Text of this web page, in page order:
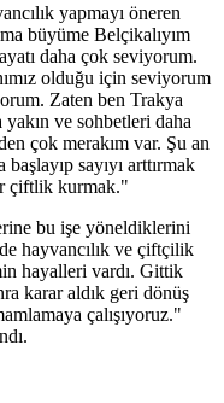
yapmayı öneren
büyüme Belçikalıyım
daha çok seviyorum.
olduğu için seviyorum
Zaten ben Trakya
yakın ve sohbetleri daha
çok merakım var. Şu an
sayıyı arttırmak
çiftlik kurmak."
bu işe yöneldiklerini
hayvancılık ve çiftçilik
hayalleri vardı. Gittik
karar aldık geri dönüş
çalışıyoruz."